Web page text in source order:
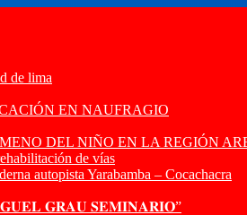
de lima
EN NAUFRAGIO
DEL NIÑO EN LA REGIÓN
de vías
autopista Yarabamba – Cocachacra
𝐆𝐑𝐀𝐔 𝐒𝐄𝐌𝐈𝐍𝐀𝐑𝐈𝐎”